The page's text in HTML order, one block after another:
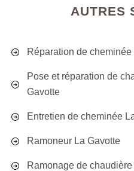
AUTRES
Réparation de cheminée
Pose et réparation de
Gavotte
Entretien de cheminée
Ramoneur La Gavotte
Ramonage de